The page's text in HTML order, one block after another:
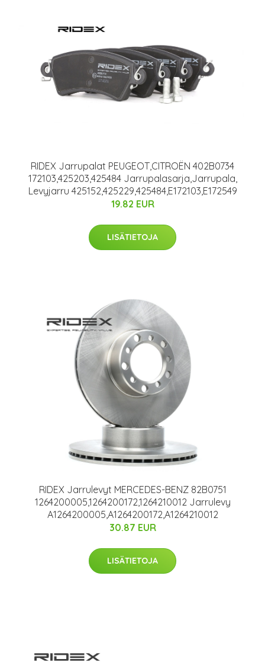
RIDEX Jarrupalat PEUGEOT,CITROËN 402B0734
172103,425203,425484 Jarrupalasarja,Jarrupala,
Levyjarru 425152,425229,425484,E172103,E172549
19.82 EUR
LISÄTIETOJA
RIDEX Jarrulevyt MERCEDES-BENZ 82B0751
1264200005,1264200172,1264210012 Jarrulevy
A1264200005,A1264200172,A1264210012
30.87 EUR
LISÄTIETOJA